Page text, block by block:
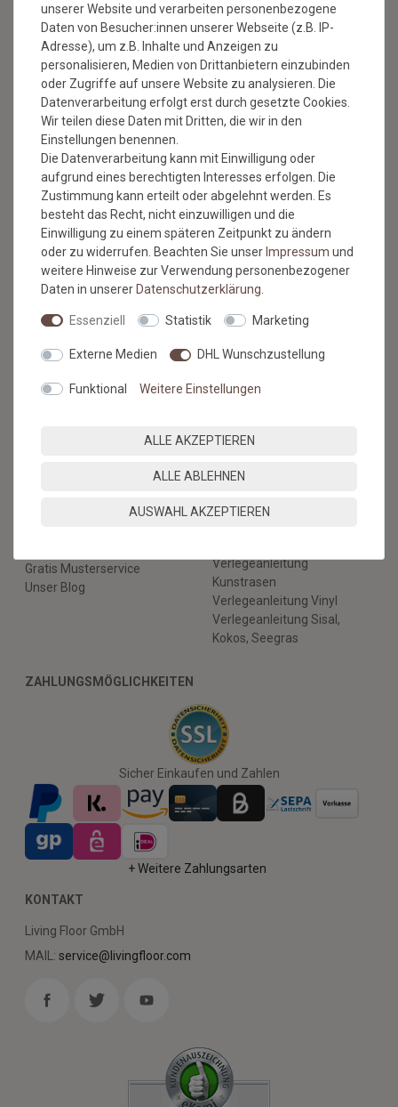
BESUCHEN SIE AUCH
UNSEREN BLOG
Alles über unsere Produkte, Verlegetipps und neueste
Entdeckungen.
ZUM BLOG
SERVICE & HILFE
Versandkosten
Kontaktformular
Hilfe
Widerruf & Rücksendung
Gratis Musterservice
Unser Blog
BODENBELÄGE SELBST
Verlegeanleitung
Kunstrasen
Verlegeanleitung Vinyl
Verlegeanleitung Sisal,
Kokos, Seegras
ZAHLUNGSMÖGLICHKEITEN
Sicher Einkaufen und Zahlen
+ Weitere Zahlungsarten
KONTAKT
Living Floor GmbH
MAIL: service@livingfloor.com
unserer Website und verarbeiten personenbezogene
Daten von Besucher:innen unserer Webseite (z.B. IP-
Adresse), um z.B. Inhalte und Anzeigen zu
personalisieren, Medien von Drittanbietern einzubinden
oder Zugriffe auf unsere Website zu analysieren. Die
Datenverarbeitung erfolgt erst durch gesetzte Cookies.
Wir teilen diese Daten mit Dritten, die wir in den
Einstellungen benennen.
Die Datenverarbeitung kann mit Einwilligung oder
aufgrund eines berechtigten Interesses erfolgen. Die
Zustimmung kann erteilt oder abgelehnt werden. Es
besteht das Recht, nicht einzuwilligen und die
Einwilligung zu einem späteren Zeitpunkt zu ändern
oder zu widerrufen. Beachten Sie unserImpressum und
weitere Hinweise zur Verwendung personenbezogener
Daten in unsererDaten­schutz­erklärung
Essenziell Statistik Marketing
Externe Medien DHL Wunschzustellung
Funktional Weitere Einstellungen
ALLE AKZEPTIEREN
ALLE ABLEHNEN
AUSWAHL AKZEPTIEREN